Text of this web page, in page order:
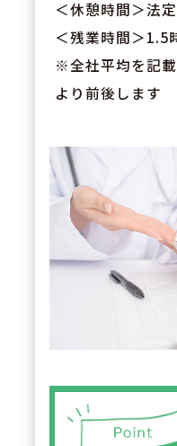
＜休憩時間＞法
＜残業時間＞1.5
※全社平均を記
より前後します